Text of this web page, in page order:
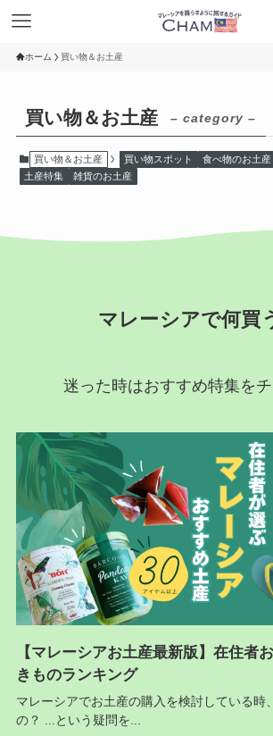
ホーム 買い物＆お土産
買い物＆お土産 – category –
買い物＆お土産 買い物スポット 食べ物のお土産
土産特集
雑貨のお土産
マレーシアで何買
迷った時はおすすめ特集をチ
【マレーシアお土産最新版】在住者
きものランキング
マレーシアでお土産の購入を検討している時
の？ ...という疑問を...